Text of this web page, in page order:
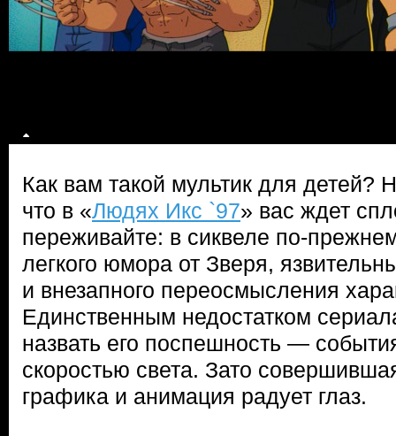
Как вам такой мультик для
что в «Людях Икс `97» вас ждет
переживайте: в сиквеле по-
легкого юмора от Зверя,
и внезапного переосмысления
Единственным недостатком
назвать его поспешность —
скоростью света. Зато
графика и анимация радует глаз.